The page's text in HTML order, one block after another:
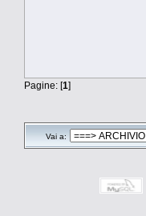
Pagine: [1]
Vai a: